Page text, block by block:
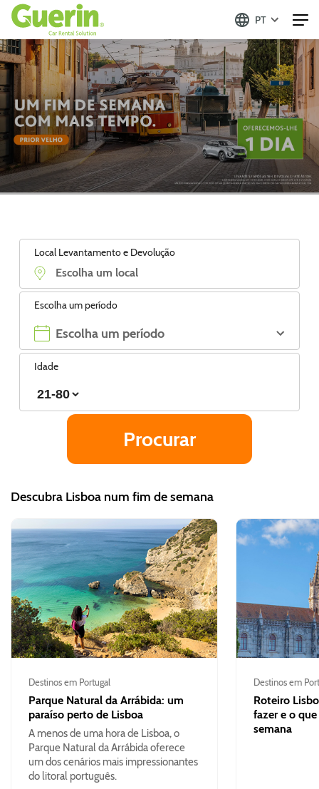
PT
Local Levantamento e Devolução
Escolha um período
Idade
Descubra Lisboa num fim de semana
Destinos em Portugal
Parque Natural da Arrábida: um
paraíso perto de Lisboa
A menos de uma hora de Lisboa, o
Parque Natural da Arrábida oferece
um dos cenários mais impressionantes
do litoral português.
Destinos em
Roteiro
fazer e o
semana